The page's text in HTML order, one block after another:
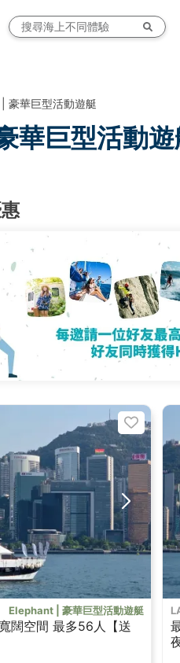
豪華巨型活動遊艇
華巨型活動遊
Elephant | 豪華巨型活動遊艇
闊空間 最多56人【送